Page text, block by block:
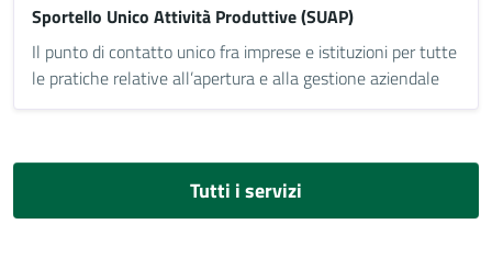
Sportello Unico Attività Produttive (SUAP)
Il punto di contatto unico fra imprese e istituzioni per tutte
le pratiche relative all’apertura e alla gestione aziendale
Tutti i servizi